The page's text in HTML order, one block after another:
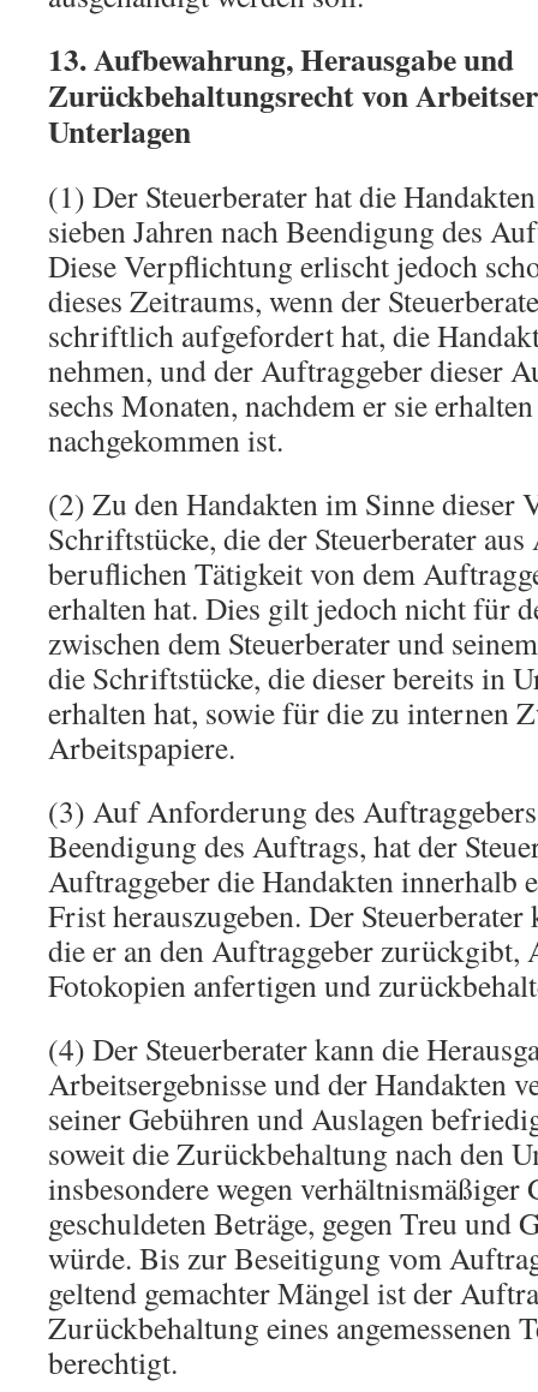
13. Aufbewahrung, Herausgabe und
Zurückbehaltungsrecht von
Unterlagen
(1) Der Steuerberater hat die
sieben Jahren nach Beendigung des
Diese Verpflichtung erlischt jedoch
dieses Zeitraums, wenn der
schriftlich aufgefordert hat, die
nehmen, und der Auftraggeber dieser
sechs Monaten, nachdem er sie
nachgekommen ist.
(2) Zu den Handakten im Sinne dieser
Schriftstücke, die der Steuerberater aus
beruflichen Tätigkeit von dem
erhalten hat. Dies gilt jedoch nicht für
zwischen dem Steuerberater und
die Schriftstücke, die dieser bereits in
erhalten hat, sowie für die zu internen
Arbeitspapiere.
(3) Auf Anforderung des
Beendigung des Auftrags, hat der
Auftraggeber die Handakten innerhalb
Frist herauszugeben. Der
die er an den Auftraggeber zurückgibt,
Fotokopien anfertigen und
(4) Der Steuerberater kann die
Arbeitsergebnisse und der Handakten
seiner Gebühren und Auslagen
soweit die Zurückbehaltung nach den
insbesondere wegen
geschuldeten Beträge, gegen Treu und
würde. Bis zur Beseitigung vom
geltend gemachter Mängel ist der
Zurückbehaltung eines angemessenen
berechtigt.